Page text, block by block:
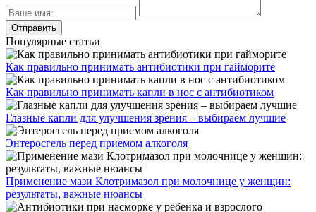
Популярные статьи
Как правильно принимать антибиотики при гайморите
Как правильно принимать капли в нос с антибиотиком
Глазные капли для улучшения зрения – выбираем лучшие
Энтеросгель перед приемом алкоголя
Применение мази Клотримазол при молочнице у женщин:
результаты, важные нюансы